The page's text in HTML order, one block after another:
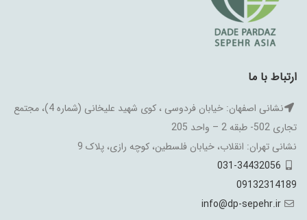
ارتباط با ما
نشانی اصفهان: خیابان فردوسی ، کوی شهید علیخانی (شماره 4)، مجتمع
تجاری 502- طبقه 2 – واحد 205
نشانی تهران: انقلاب، خیابان فلسطین، کوچه رازی، پلاک 9
031-34432056
09132314189
info@dp-sepehr.ir